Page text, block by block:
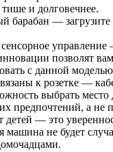
и долговечнее.
барабан — загрузите
позволят
с данной
к розетке —
выбрать место
предпочтений, а не
детей — это
машина не будет